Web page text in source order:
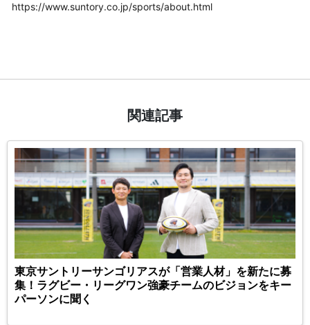
https://www.suntory.co.jp/sports/about.html
関連記事
東京サントリーサンゴリアスが「営業人材」を新たに募
集！ラグビー・リーグワン強豪チームのビジョンをキー
パーソンに聞く